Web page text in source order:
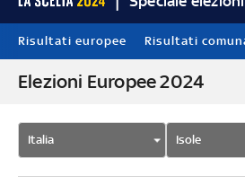
Risultati europee Risultati
Elezioni Europee 2024
Italia Isole